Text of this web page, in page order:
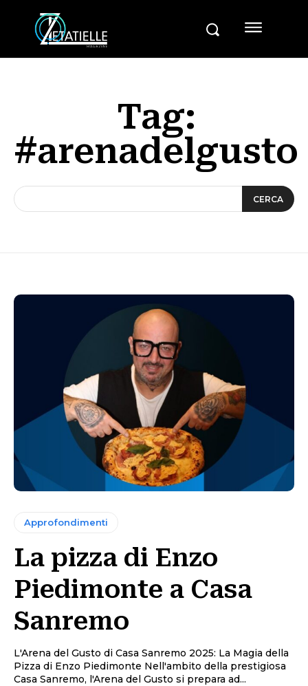
Tag:
#arenadelgusto
CERCA
Approfondimenti
La pizza di Enzo
Piedimonte a Casa
Sanremo
L'Arena del Gusto di Casa Sanremo 2025: La Magia della
Pizza di Enzo Piedimonte Nell'ambito della prestigiosa
Casa Sanremo, l'Arena del Gusto si prepara ad...